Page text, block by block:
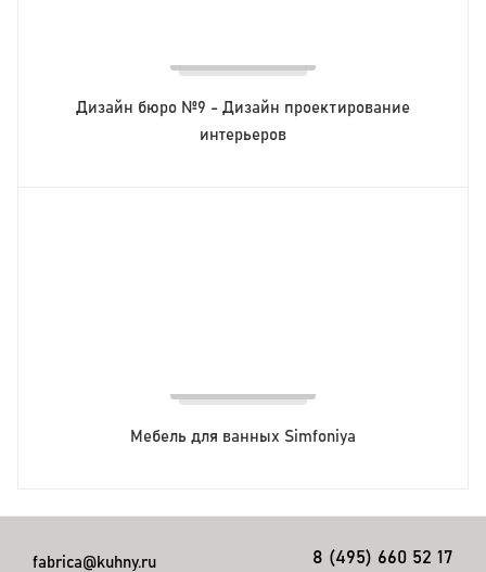
Дизайн бюро №9 - Дизайн проектирование
интерьеров
Мебель для ванных Simfoniya
fabrica@kuhny.ru
8 (495) 660 52 17